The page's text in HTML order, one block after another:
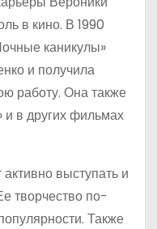
в кино. В 1990
каникулы»
и получила
работу. Она также
в других фильмах
выступать и
творчество по-
Также